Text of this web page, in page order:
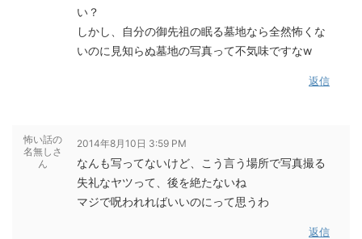
い？
しかし、自分の御先祖の眠る墓地なら全然怖くな
いのに見知らぬ墓地の写真って不気味ですなw
返信
怖い話の
名無しさ
ん
2014年8月10日 3:59 PM
なんも写ってないけど、こう言う場所で写真撮る
失礼なヤツって、後を絶たないね
マジで呪われればいいのにって思うわ
返信